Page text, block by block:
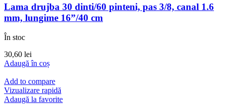
Lama drujba 30 dinti/60 pinteni, pas 3/8, canal 1.6
mm, lungime 16”/40 cm
În stoc
30,60 lei
Adaugă în coș
Add to compare
Vizualizare rapidă
Adaugă la favorite